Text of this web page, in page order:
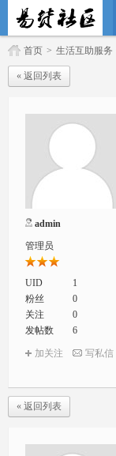
首页 > 生活互助服务
« 返回列表
admin
管理员
UID
1
粉丝
0
关注
0
发帖数
6
加关注 写私信
« 返回列表